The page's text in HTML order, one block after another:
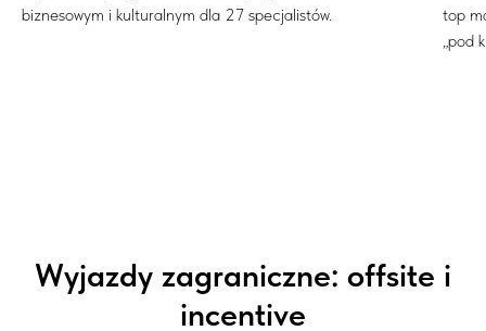
biznesowym i kulturalnym dla 27 specjalistów.
top
„pod
Wyjazdy zagraniczne: offsite i
incentive